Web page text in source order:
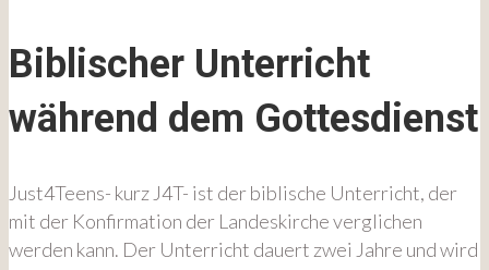
Biblischer Unterricht
während dem Gottesdienst
Just4Teens- kurz J4T- ist der biblische Unterricht, der
mit der Konfirmation der Landeskirche verglichen
werden kann. Der Unterricht dauert zwei Jahre und wird